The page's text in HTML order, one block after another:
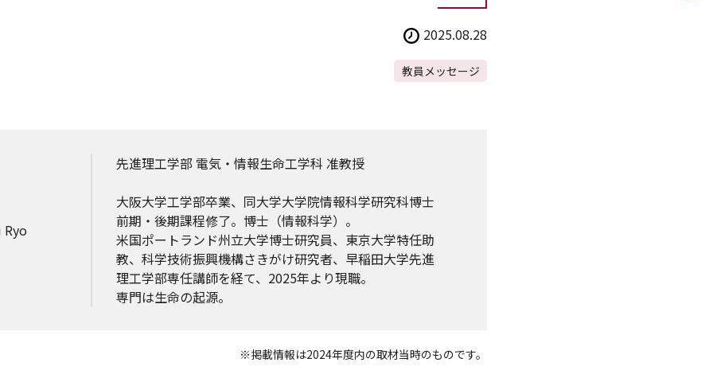
2025.08.28
教員メッセージ
先進理工学部 電気・情報生命工学科 准教授
大阪大学工学部卒業、同大学大学院情報科学研究科博士
前期・後期課程修了。博士（情報科学）。
米国ポートランド州立大学博士研究員、東京大学特任助
教、科学技術振興機構さきがけ研究者、早稲田大学先進
理工学部専任講師を経て、2025年より現職。
専門は生命の起源。
※掲載情報は2024年度内の取材当時のものです。